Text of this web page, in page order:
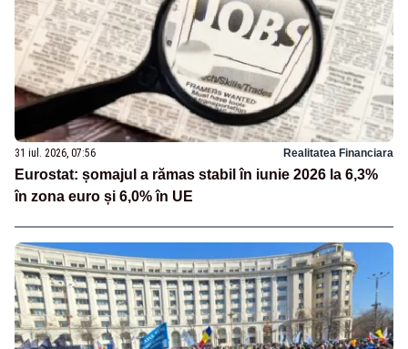
31 iul. 2026, 07:56 Realitatea Financiara
Eurostat: șomajul a rămas stabil în iunie 2026 la 6,3%
în zona euro și 6,0% în UE